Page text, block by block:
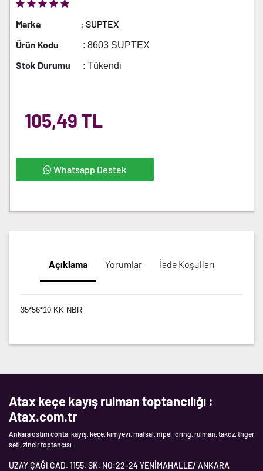
Marka
: SUPTEX
Ürün Kodu
: 8603 SUPTEX
Stok Durumu : Tükendi
105,49 TL
Whatsapp Destek
Açıklama Yorumlar İade Koşulları
35*56*10 KK NBR
Atax keçe kayış rulman toptancılığı :
Atax.com.tr
Ankara ostim conta, kayış, keçe, kimyevi, mafsal, nipel, oring, rulman, takoz, triger
seti, zincir toptancısı
UZAY ÇAĞI CAD. 1155. SK. NO:22-24 YENİMAHALLE/ ANKARA